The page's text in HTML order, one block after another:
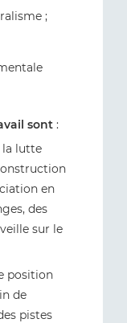
;
sont :
la lutte
en
des
sur le
position
de
pistes